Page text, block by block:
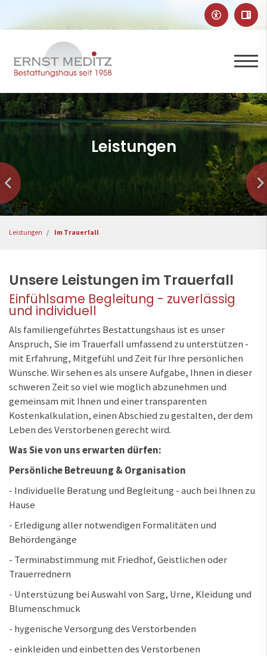
Leistungen
Leistungen Im Trauerfall
Unsere Leistungen im Trauerfall
Einfühlsame Begleitung - zuverlässig
und individuell
Als familiengeführtes Bestattungshaus ist es unser
Anspruch, Sie im Trauerfall umfassend zu unterstützen -
mit Erfahrung, Mitgefühl und Zeit für Ihre persönlichen
Wünsche. Wir sehen es als unsere Aufgabe, Ihnen in dieser
schweren Zeit so viel wie möglich abzunehmen und
gemeinsam mit Ihnen und einer transparenten
Kostenkalkulation, einen Abschied zu gestalten, der dem
Leben des Verstorbenen gerecht wird.
Was Sie von uns erwarten dürfen:
Persönliche Betreuung & Organisation
- Individuelle Beratung und Begleitung - auch bei Ihnen zu
Hause
- Erledigung aller notwendigen Formalitäten und
Behördengänge
- Terminabstimmung mit Friedhof, Geistlichen oder
Trauerrednern
- Unterstüzung bei Auswahl von Sarg, Urne, Kleidung und
Blumenschmuck
- hygenische Versorgung des Verstorbenden
- einkleiden und einbetten des Verstorbenen